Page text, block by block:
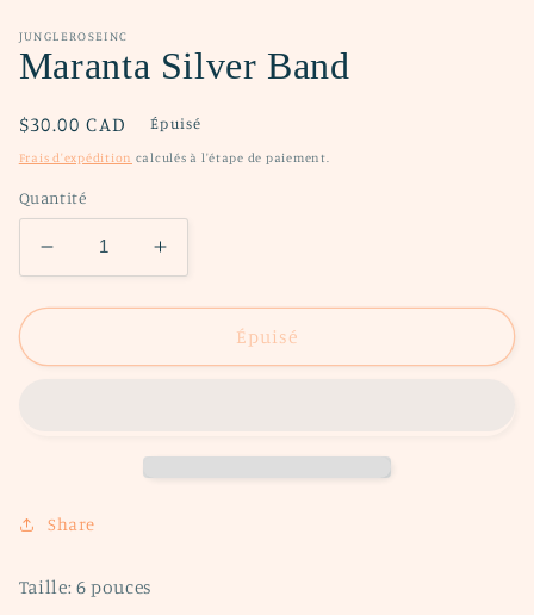
fenêtre
modale
JUNGLEROSEINC
Maranta Silver Band
Prix
habituel
$30.00 CAD Épuisé
Frais d'expédition calculés à l'étape de paiement.
Quantité
Réduire
la
quantité
Maranta
Augmenter
la
quantité
Maranta
Épuisé
Share
Taille: 6 pouces